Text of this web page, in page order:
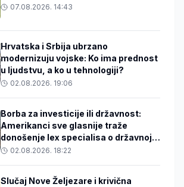
07.08.2026. 14:43
Hrvatska i Srbija ubrzano
modernizuju vojske: Ko ima prednost
u ljudstvu, a ko u tehnologiji?
02.08.2026. 19:06
Borba za investicije ili državnost:
Amerikanci sve glasnije traže
donošenje lex specialisa o državnoj
imovini
02.08.2026. 18:22
Slučaj Nove Željezare i krivična